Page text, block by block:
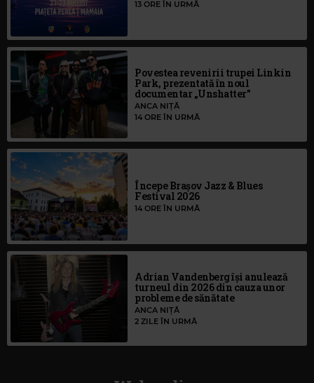
13 ORE ÎN URMĂ
Povestea revenirii trupei Linkin
Park, prezentată în noul
documentar „Unshatter”
ANCA NIȚĂ
14 ORE ÎN URMĂ
Începe Brașov Jazz & Blues
Festival 2026
14 ORE ÎN URMĂ
Adrian Vandenberg își anulează
turneul din 2026 din cauza unor
probleme de sănătate
ANCA NIȚĂ
2 ZILE ÎN URMĂ